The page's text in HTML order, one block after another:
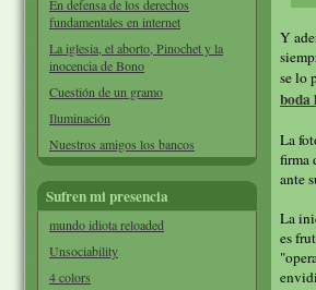
En defensa de los derechos
fundamentales en internet
La iglesia, el aborto, Pinochet y la
inocencia de Bono
Cuestión de un gramo
Iluminación
Nuestros amigos los bancos
Sufren mi presencia
mundo idiota reloaded
Unsociability
4 colors
Y
se lo
boda
La
firma
ante
La
es